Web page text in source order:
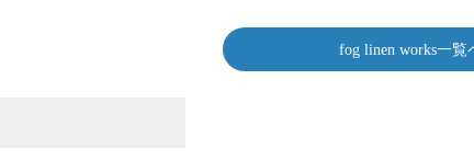
fog linen works一覧